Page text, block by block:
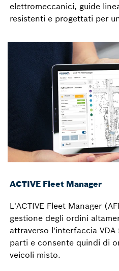
elettromeccanici, guide
resistenti e progettati per
ACTIVE Fleet Manager
L'ACTIVE Fleet Manager
gestione degli ordini
attraverso l'interfaccia
parti e consente quindi di
veicoli misto.